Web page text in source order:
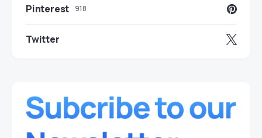
Pinterest 918
Twitter